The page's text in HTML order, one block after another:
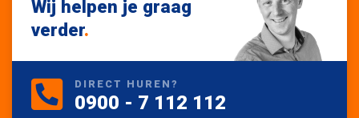
Wij helpen je graag
verder.
DIRECT HUREN?
0900 - 7 112 112